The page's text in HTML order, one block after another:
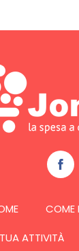
COME
ATTIVITÀ